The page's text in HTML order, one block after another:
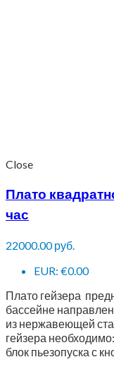
Close
Плато
час
22000.00руб.
EUR: €0.00
Плато гейзера
бассейне
из нержавеющей
гейзера
блок пьезопуска с